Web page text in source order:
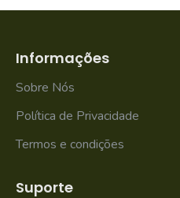
Informações
Sobre Nós
Política de Privacidade
Termos e condições
Suporte